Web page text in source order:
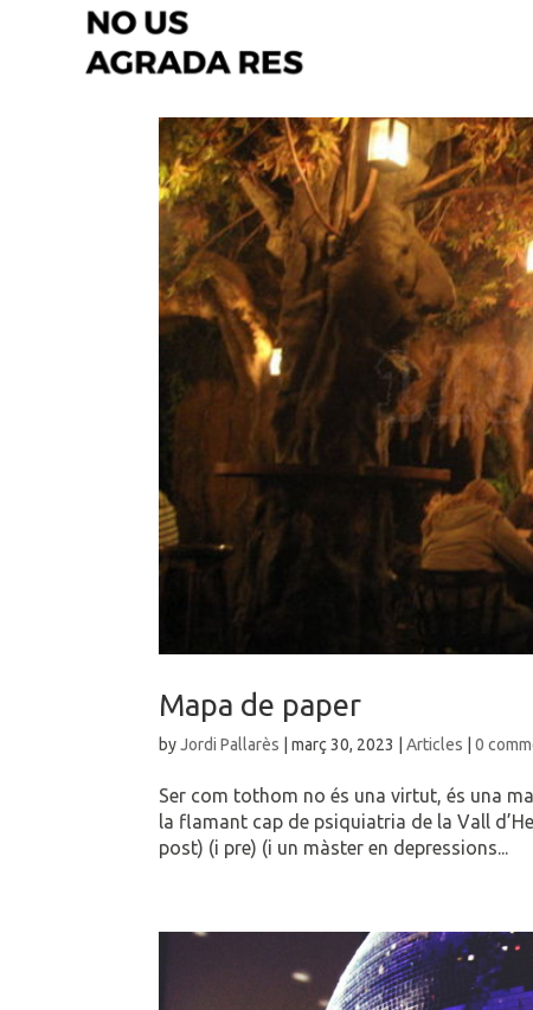
Mapa de paper
byJordi Pallarès |març 30, 2023 |Articles |0
Ser com tothom no és una virtut, és una
la flamant cap de psiquiatria de la Vall
post) (i pre) (i un màster en depressions...